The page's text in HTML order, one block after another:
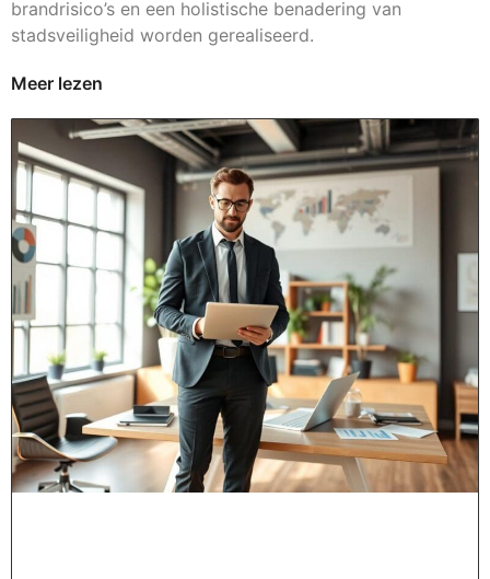
brandrisico’s en een holistische benadering van
stadsveiligheid worden gerealiseerd.
Meer lezen